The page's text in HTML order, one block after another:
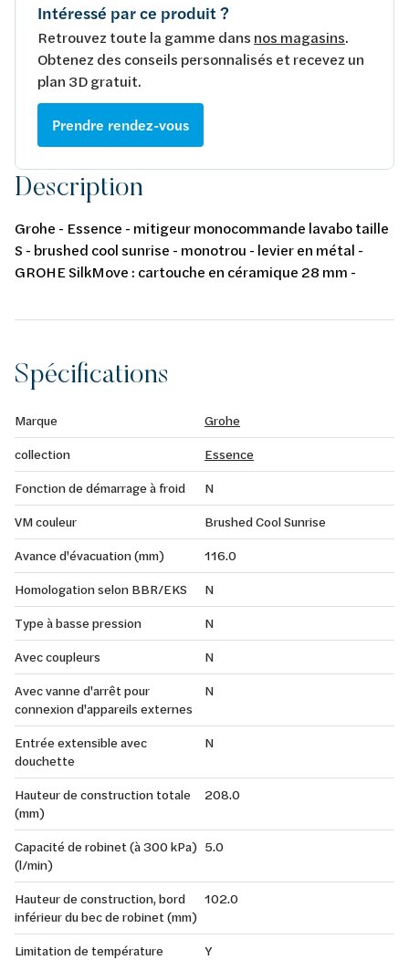
Intéressé par ce produit ?
Retrouvez toute la gamme dans nos magasins.
Obtenez des conseils personnalisés et recevez un
plan 3D gratuit.
Prendre rendez-vous
Description
Grohe - Essence - mitigeur monocommande lavabo taille
S - brushed cool sunrise - monotrou - levier en métal -
GROHE SilkMove : cartouche en céramique 28 mm -
économique, 5,7 l/min
Spécifications
Marque
Grohe
collection
Essence
Fonction de démarrage à froid
N
VM couleur
Brushed Cool Sunrise
Avance d'évacuation (mm)
116.0
Homologation selon BBR/EKS
N
Type à basse pression
N
Avec coupleurs
N
Avec vanne d'arrêt pour
connexion d'appareils externes
N
Entrée extensible avec
douchette
N
Hauteur de construction totale
(mm)
208.0
Capacité de robinet (à 300 kPa)
(l/min)
5.0
Hauteur de construction, bord
inférieur du bec de robinet (mm)
102.0
Limitation de température
Y